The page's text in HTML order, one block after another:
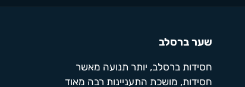
שער ברסלב
חסידות ברסלב, יותר תנועה מאשר
חסידות, מושכת התעניינות רבה מאוד